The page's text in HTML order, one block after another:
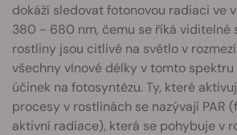
dokáží sledovat fotonovou radiaci ve
380 - 680 nm, čemu se říká viditelné
rostliny jsou citlivé na světlo v
všechny vlnové délky v tomto
účinek na fotosyntézu. Ty, které
procesy v rostlinách se nazývají PAR
aktivní radiace), která se pohybuje v